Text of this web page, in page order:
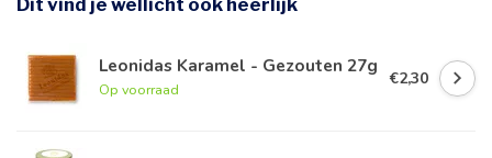
Dit vind je wellicht ook heerlijk
Leonidas Karamel - Gezouten 27g
Op voorraad
€2,30